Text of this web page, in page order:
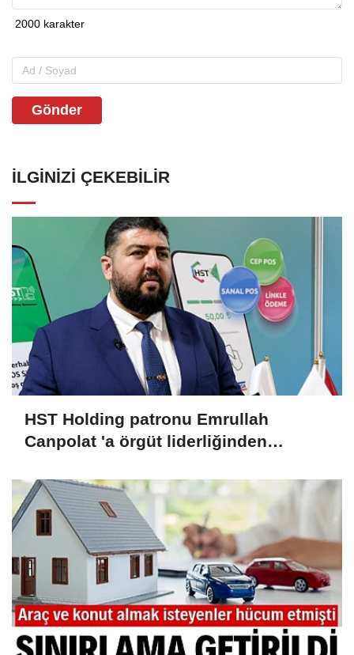
Gönder
İLGINIZI ÇEKEBILIR
HST Holding patronu Emrullah
Canpolat 'a örgüt liderliğinden
malvarlığına el konuldu